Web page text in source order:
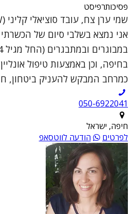
פסיכותרפיסט
אני נמצא בשלבי סיום של
בחיפה, וכן באמצעות טיפול
כמרחב המבקש להעניק ביטחון,
050-6922041
חיפה, ישראל
לפרטים
הודעה לווטסאפ